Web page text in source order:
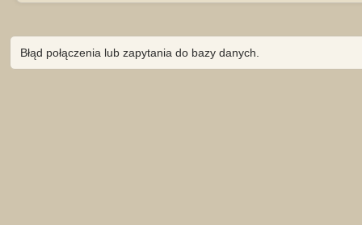
Błąd połączenia lub zapytania do bazy danych.